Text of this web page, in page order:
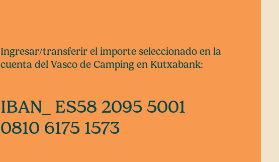
Ingresar/transferir el importe seleccionado en la
cuenta del Vasco de Camping en Kutxabank:
IBAN_ ES58 2095 5001
0810 6175 1573